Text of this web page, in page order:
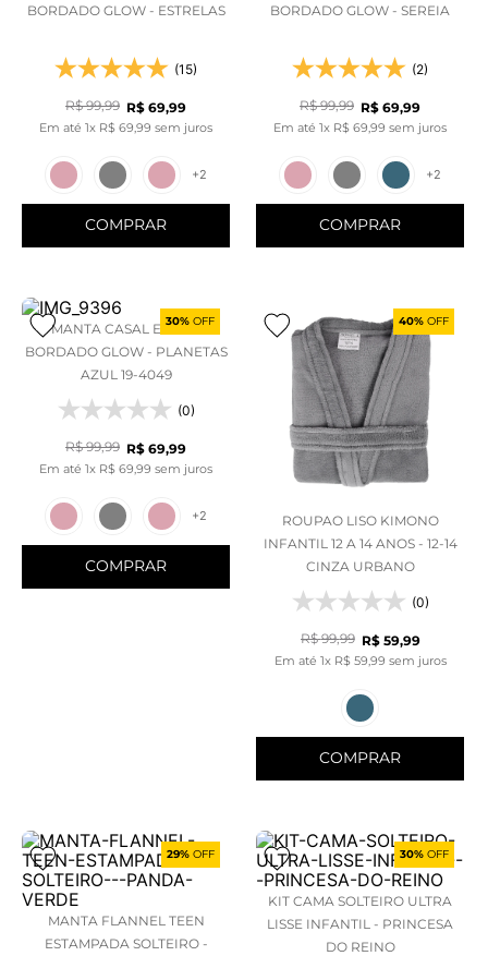
BORDADO GLOW - ESTRELAS
(15)
R$ 99,99 R$ 69,99
Em até 1x R$ 69 99 sem juros
+2
COMPRAR
BORDADO GLOW - SEREIA
(2)
R$ 99,99 R$ 69,99
Em até 1x R$ 69 99 sem juros
+2
COMPRAR
30% OFF
MANTA CASAL EFEITO
BORDADO GLOW - PLANETAS
AZUL 19-4049
(0)
R$ 99,99 R$ 69,99
Em até 1x R$ 69 99 sem juros
+2
COMPRAR
40% OFF
ROUPAO LISO KIMONO
INFANTIL 12 A 14 ANOS - 12-14
CINZA URBANO
(0)
R$ 99,99 R$ 59,99
Em até 1x R$ 59 99 sem juros
COMPRAR
29% OFF
MANTA FLANNEL TEEN
ESTAMPADA SOLTEIRO -
30% OFF
KIT CAMA SOLTEIRO ULTRA
LISSE INFANTIL - PRINCESA
DO REINO